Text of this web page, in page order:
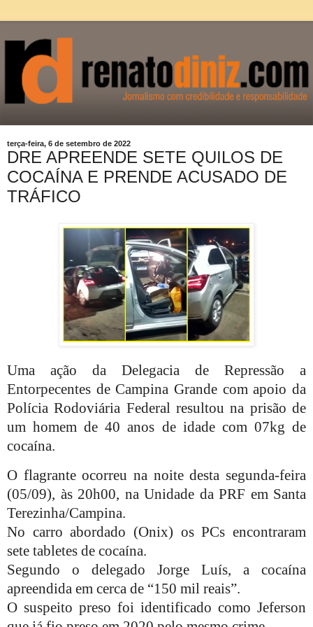
terça-feira, 6 de setembro de 2022
DRE APREENDE SETE QUILOS DE
COCAÍNA E PRENDE ACUSADO DE
TRÁFICO
Uma ação da Delegacia de Repressão a
Entorpecentes de Campina Grande com apoio da
Polícia Rodoviária Federal resultou na prisão de
um homem de 40 anos de idade com 07kg de
cocaína.
O flagrante ocorreu na noite desta segunda-feira
(05/09), às 20h00, na Unidade da PRF em Santa
Terezinha/Campina.
No carro abordado (Onix) os PCs encontraram
sete tabletes de cocaína.
Segundo o delegado Jorge Luís, a cocaína
apreendida em cerca de “150 mil reais”.
O suspeito preso foi identificado como Jeferson